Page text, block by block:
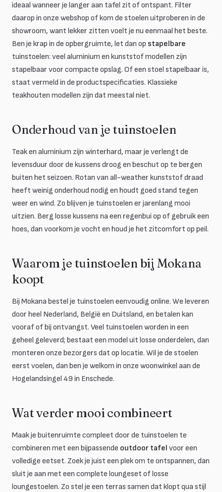
ideaal wanneer je langer aan tafel zit of ontspant. Filter
daarop in onze webshop of kom de stoelen uitproberen in de
showroom, want lekker zitten voelt je nu eenmaal het beste.
Ben je krap in de opbergruimte, let dan op stapelbare
tuinstoelen: veel aluminium en kunststof modellen zijn
stapelbaar voor compacte opslag. Of een stoel stapelbaar is,
staat vermeld in de productspecificaties. Klassieke
teakhouten modellen zijn dat meestal niet.
Onderhoud van je tuinstoelen
Teak en aluminium zijn winterhard, maar je verlengt de
levensduur door de kussens droog en beschut op te bergen
buiten het seizoen. Rotan van all-weather kunststof draad
heeft weinig onderhoud nodig en houdt goed stand tegen
weer en wind. Zo blijven je tuinstoelen er jarenlang mooi
uitzien. Berg losse kussens na een regenbui op of gebruik een
hoes, dan voorkom je vocht en houd je het zitcomfort op peil.
Waarom je tuinstoelen bij Mokana
koopt
Bij Mokana bestel je tuinstoelen eenvoudig online. We leveren
door heel Nederland, België en Duitsland, en betalen kan
vooraf of bij ontvangst. Veel tuinstoelen worden in een
geheel geleverd; bestaat een model uit losse onderdelen, dan
monteren onze bezorgers dat op locatie. Wil je de stoelen
eerst voelen, dan ben je welkom in onze woonwinkel aan de
Hogelandsingel 49 in Enschede.
Wat verder mooi combineert
Maak je buitenruimte compleet door de tuinstoelen te
combineren met een bijpassende outdoor tafel voor een
volledige eetset. Zoek je juist een plek om te ontspannen, dan
sluit je aan met een complete loungeset of losse
loungestoelen. Zo stel je een terras samen dat klopt qua stijl